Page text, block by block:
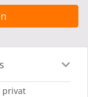
Ausstattung
privat